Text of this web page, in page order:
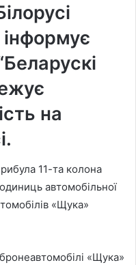
інформує
на
11-та колона
автомобільної
«Щука»
«Щука»